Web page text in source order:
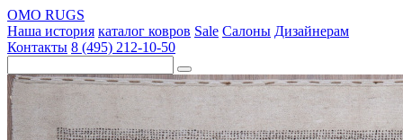
OMO RUGS
Наша история каталог ковров Sale Салоны Дизайнерам
Контакты 8 (495) 212-10-50